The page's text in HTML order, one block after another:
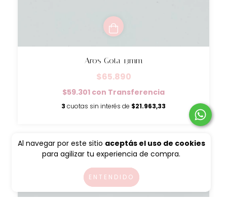
Al navegar por este sitio aceptás el uso de cookies
para agilizar tu experiencia de compra.
ENTENDIDO
Aros Gota 13mm
$65.890
$59.301 con Transferencia
3 cuotas sin interés de $21.963,33